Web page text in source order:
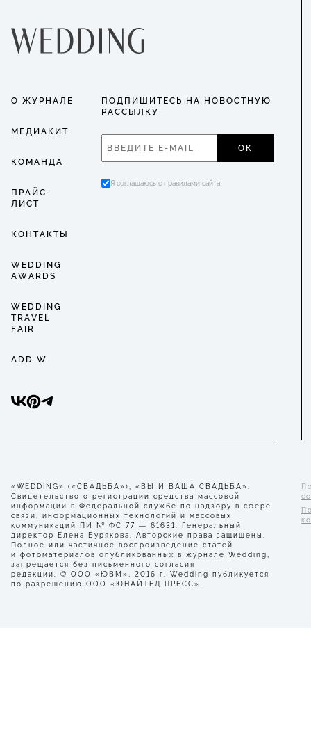
О ЖУРНАЛЕ
МЕДИАКИТ
КОМАНДА
ПРАЙС-
ЛИСТ
КОНТАКТЫ
WEDDING
AWARDS
WEDDING
TRAVEL
FAIR
ADD W
ПОДПИШИТЕСЬ НА НОВОСТНУЮ
РАССЫЛКУ
ОК
Я соглашаюсь с правилами сайта
«WEDDING» («СВАДЬБА»), «ВЫ И ВАША СВАДЬБА».
Свидетельство о регистрации средства массовой
информации в Федеральной службе по надзору в сфере
связи, информационных технологий и массовых
коммуникаций ПИ № ФС 77 — 61631. Генеральный
директор Елена Бурякова. Авторские права защищены.
Полное или частичное воспроизведение статей
и фотоматериалов опубликованных в журнале Wedding,
запрещается без письменного согласия
редакции. © ООО «ЮВМ», 2016 г. Wedding публикуется
по разрешению ООО «ЮНАЙТЕД ПРЕСС».